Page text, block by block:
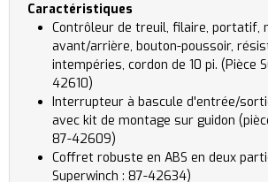
Caractéristiques
Contrôleur de treuil, filaire, portatif,
avant/arrière, bouton-poussoir,
intempéries, cordon de 10 pi. (Pièce
42610)
Interrupteur à bascule d'entrée/
avec kit de montage sur guidon
87-42609)
Coffret robuste en ABS en deux
Superwinch : 87-42634)